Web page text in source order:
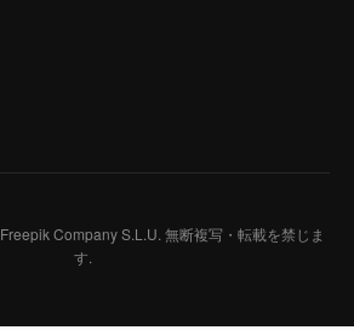
Freepik Company S.L.U. 無断複写・転載を禁じま
す.